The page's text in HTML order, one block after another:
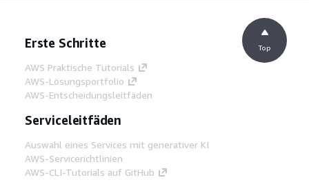
Erste Schritte
AWS Praktische Tutorials
AWS-Lösungsportfolio
AWS-Entscheidungsleitfäden
Serviceleitfäden
Auswahl eines Services mit generativer KI
AWS-Servicerichtlinien
AWS-CLI-Tutorials auf GitHub
Top